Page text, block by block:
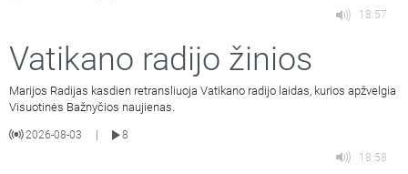
18:57
Vatikano radijo žinios
Marijos Radijas kasdien retransliuoja Vatikano radijo laidas, kurios apžvelgia
Visuotinės Bažnyčios naujienas.
2026-08-03
8
18:58